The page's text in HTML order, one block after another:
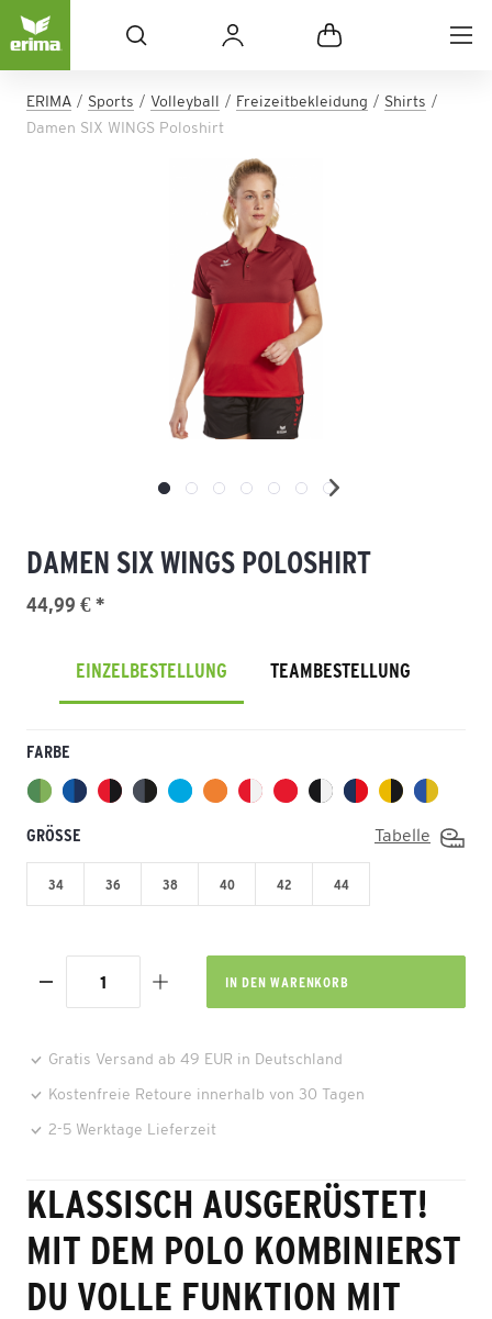
ERIMA Sports Volleyball Freizeitbekleidung
Shirts
Damen SIX WINGS Poloshirt
DAMEN SIX WINGS POLOSHIRT
44,99 € *
EINZELBESTELLUNG TEAMBESTELLUNG
FARBE
GRÖSSE Tabelle
34 36 38 40 42 44
IN DEN WARENKORB
Gratis Versand ab 49 EUR in Deutschland
Kostenfreie Retoure innerhalb von 30 Tagen
2-5 Werktage Lieferzeit
KLASSISCH AUSGERÜSTET!
MIT DEM POLO KOMBINIERST
DU VOLLE FUNKTION MIT